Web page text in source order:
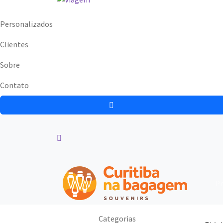
Personalizados
Clientes
Sobre
Contato
Categorias